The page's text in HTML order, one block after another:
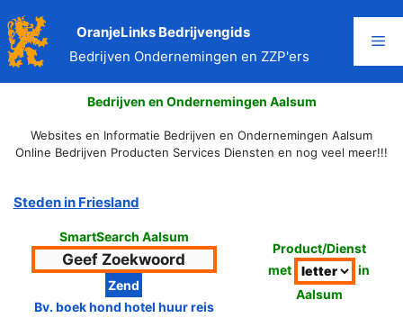
naar
de
inhoud
OranjeLinks Bedrijvengids
Bedrijven Ondernemingen en ZZP'ers
Bedrijven en Ondernemingen Aalsum
Websites en Informatie Bedrijven en Ondernemingen Aalsum
Online Bedrijven Producten Services Diensten en nog veel meer!!!
Steden in Friesland
SmartSearch Aalsum
Bv. boek hond hotel huur reis
Product/Dienst
met
in
Aalsum